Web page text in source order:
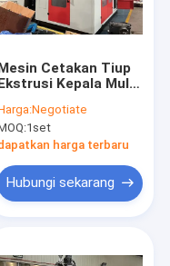
Cetakan Tiup
Kepala Multi
Negotiate
1set
harga terbaru
Hubungi sekarang